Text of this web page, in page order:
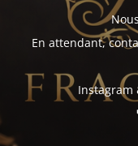
En attendant,
Instagram